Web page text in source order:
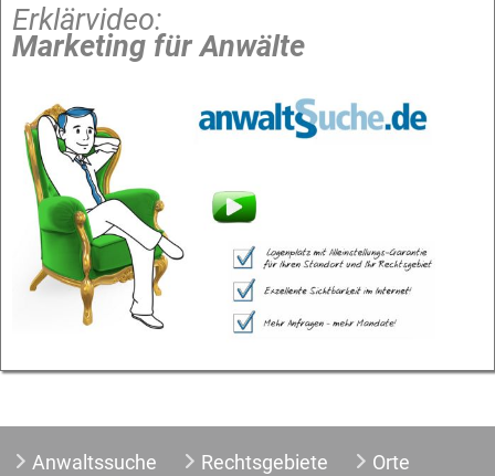
Erklärvideo:
Marketing für Anwälte
Anwaltssuche Rechtsgebiete Orte